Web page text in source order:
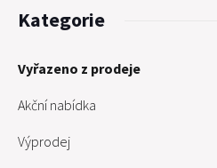
Kategorie
Vyřazeno z prodeje
Akční nabídka
Výprodej